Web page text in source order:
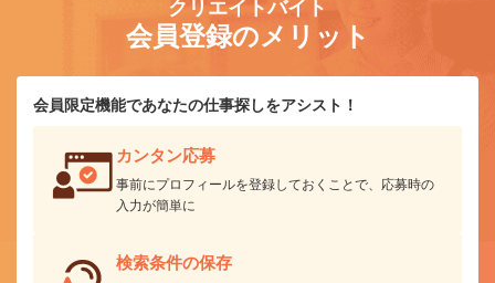
クリエイトバイト
会員登録のメリット
会員限定機能であなたの仕事探しをアシスト！
カンタン応募
事前にプロフィールを登録しておくことで、応募時の
入力が簡単に
検索条件の保存